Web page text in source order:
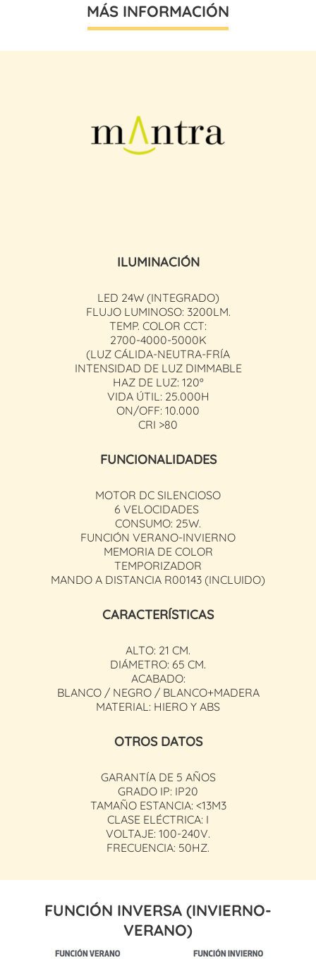
MÁS INFORMACIÓN
ILUMINACIÓN
LED 24W (INTEGRADO)
FLUJO LUMINOSO: 3200LM.
TEMP. COLOR CCT:
2700-4000-5000K
(LUZ CÁLIDA-NEUTRA-FRÍA
INTENSIDAD DE LUZ DIMMABLE
HAZ DE LUZ: 120º
VIDA ÚTIL: 25.000H
ON/OFF: 10.000
CRI >80
FUNCIONALIDADES
MOTOR DC SILENCIOSO
6 VELOCIDADES
CONSUMO: 25W.
FUNCIÓN VERANO-INVIERNO
MEMORIA DE COLOR
TEMPORIZADOR
MANDO A DISTANCIA R00143 (INCLUIDO)
CARACTERÍSTICAS
ALTO: 21 CM.
DIÁMETRO: 65 CM.
ACABADO:
BLANCO / NEGRO / BLANCO+MADERA
MATERIAL: HIERO Y ABS
OTROS DATOS
GARANTÍA DE 5 AÑOS
GRADO IP: IP20
TAMAÑO ESTANCIA: <13M3
CLASE ELÉCTRICA: I
VOLTAJE: 100-240V.
FRECUENCIA: 50HZ.
FUNCIÓN INVERSA (INVIERNO-
VERANO)